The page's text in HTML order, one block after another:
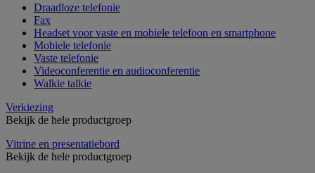
Draadloze telefonie
Fax
Headset voor vaste en mobiele telefoon en smartphone
Mobiele telefonie
Vaste telefonie
Videoconferentie en audioconferentie
Walkie talkie
Verkiezing
Bekijk de hele productgroep
Vitrine en presentatiebord
Bekijk de hele productgroep